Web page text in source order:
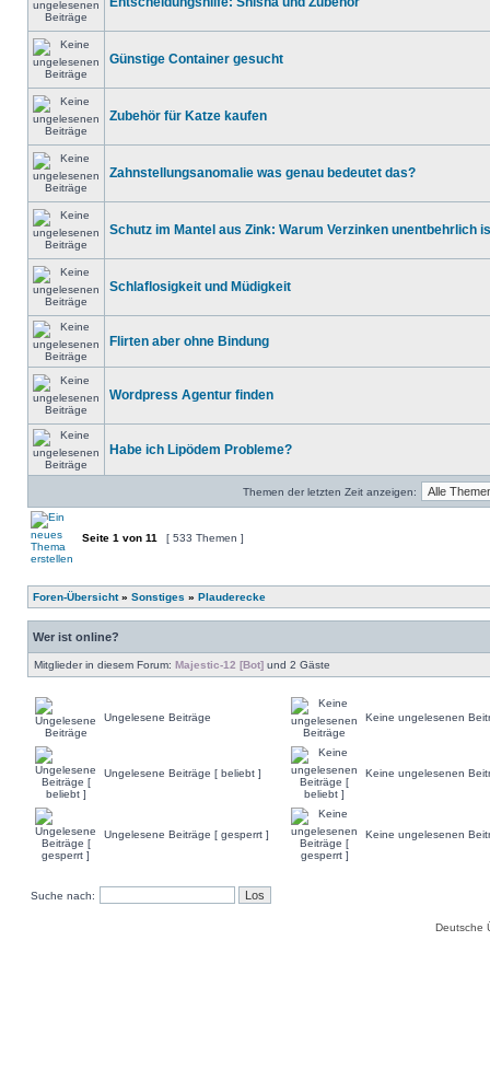
Günstige Container gesucht
Zubehör für Katze kaufen
Zahnstellungsanomalie was genau bedeutet das?
Schutz im Mantel aus Zink: Warum Verzinken unentbehrlich
Schlaflosigkeit und Müdigkeit
Flirten aber ohne Bindung
Wordpress Agentur finden
Habe ich Lipödem Probleme?
Themen der letzten Zeit anzeigen:
Seite 1 von 11 [ 533 Themen ]
Foren-Übersicht» Sonstiges » Plauderecke
Wer ist online?
Mitglieder in diesem Forum: Majestic-12 [Bot] und 2 Gäste
Ungelesene Beiträge Keine ungelesenen
Ungelesene Beiträge [ beliebt ] Keine ungelesenen
Ungelesene Beiträge [ gesperrt ] Keine ungelesenen
Suche nach:
Deutsche